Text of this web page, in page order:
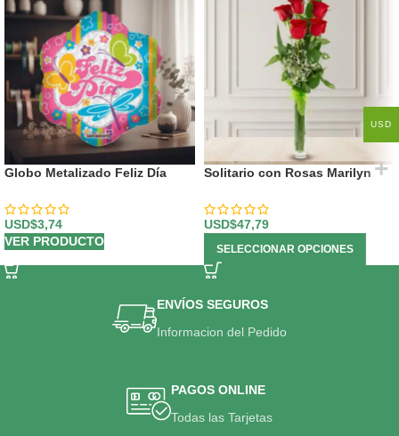
Globo Metalizado Feliz Día
USD$3,74
VER PRODUCTO
Solitario con Rosas Marilyn
USD$47,79
SELECCIONAR OPCIONES
ENVÍOS SEGUROS
Informacion del Pedido
PAGOS ONLINE
Todas las Tarjetas
USD